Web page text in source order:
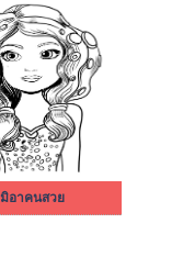
มิอาคนสวย